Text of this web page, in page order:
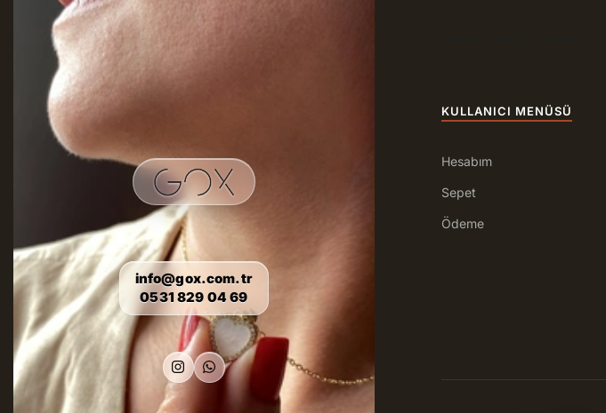
info@gox.com.tr
0531 829 04 69
KULLANICI MENÜSÜ
Hesabım
Sepet
Ödeme